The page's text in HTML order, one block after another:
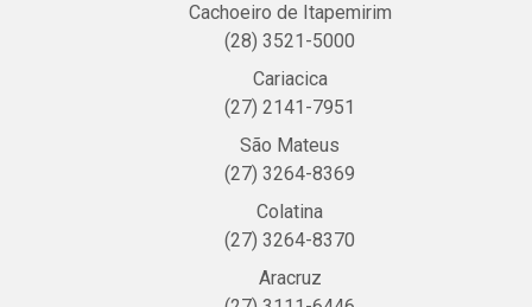
Cachoeiro de Itapemirim
(28) 3521-5000
Cariacica
(27) 2141-7951
São Mateus
(27) 3264-8369
Colatina
(27) 3264-8370
Aracruz